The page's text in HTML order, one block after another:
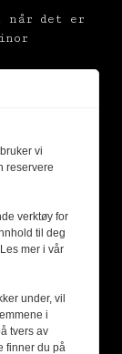
når det er
vi
reservere
verktøy for
til deg
mer i vår
under, vil
i
tvers av
finner du på